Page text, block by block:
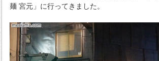
麺 宮元」に行ってきました。